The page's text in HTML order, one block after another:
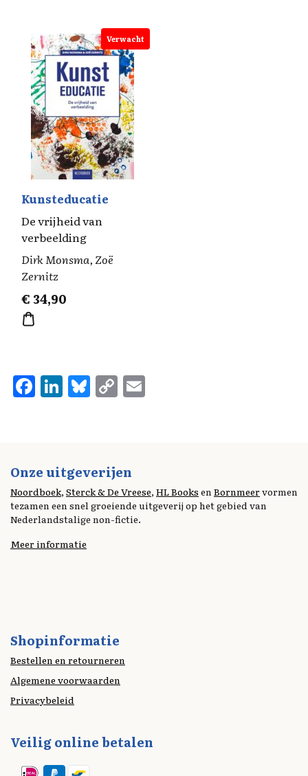
Verwacht
Kunsteducatie
De vrijheid van
verbeelding
Dirk Monsma, Zoë
Zernitz
€34,90
F
a
o
o
k
Li
n
d
I
n
Bl
u
y
C
o
Li
n
k
Onze uitgeverijen
Noordboek, Sterck & De Vreese, HL Books en Bornmeervormen
tezamen een snel groeiende uitgeverij op het gebied van
Nederlandstalige non-fictie.
Meer informatie
Shopinformatie
Bestellen en retourneren
Algemene voorwaarden
Privacybeleid
Veilig online betalen